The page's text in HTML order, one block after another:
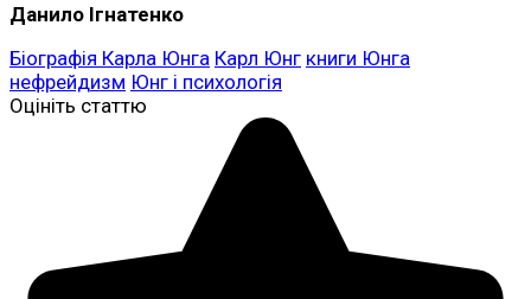
Данило Ігнатенко
Біографія Карла Юнга Карл Юнг книги Юнга
нефрейдизм Юнг і психологія
Оцініть статтю